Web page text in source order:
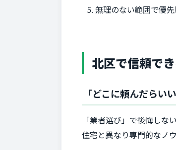
無理のない範囲で優
北区で信頼で
「どこに頼んだらい
「業者選び」で後悔し
住宅と異なり専門的なノ